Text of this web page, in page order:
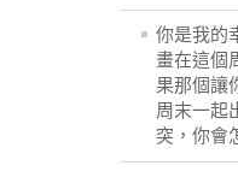
你是我的
畫在這個
果那個讓
周末一起
突，你會